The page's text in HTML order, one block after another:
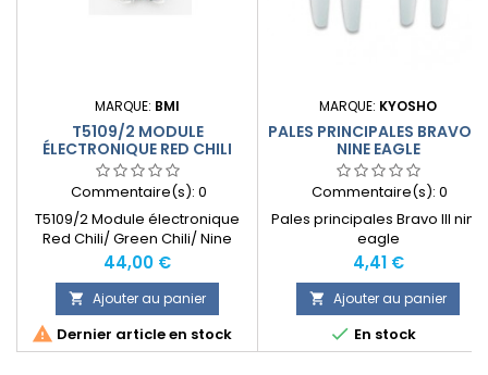
MARQUE: BMI
T5109/2 MODULE
ÉLECTRONIQUE RED CHILI
Commentaire(s): 0
T5109/2 Module électronique
Red Chili/ Green Chili/ Nine
Eagle Solo et Easycopter V4
Colibri
Prix
44,00 €
 Ajouter au panier
 Dernier article en stock
MARQUE: KYOSHO
PALES PRINCIPALES BRAVO III
NINE EAGLE
Commentaire(s): 0
Pales principales Bravo III nine
eagle
Prix
4,41 €
 Ajouter au panier
 En stock